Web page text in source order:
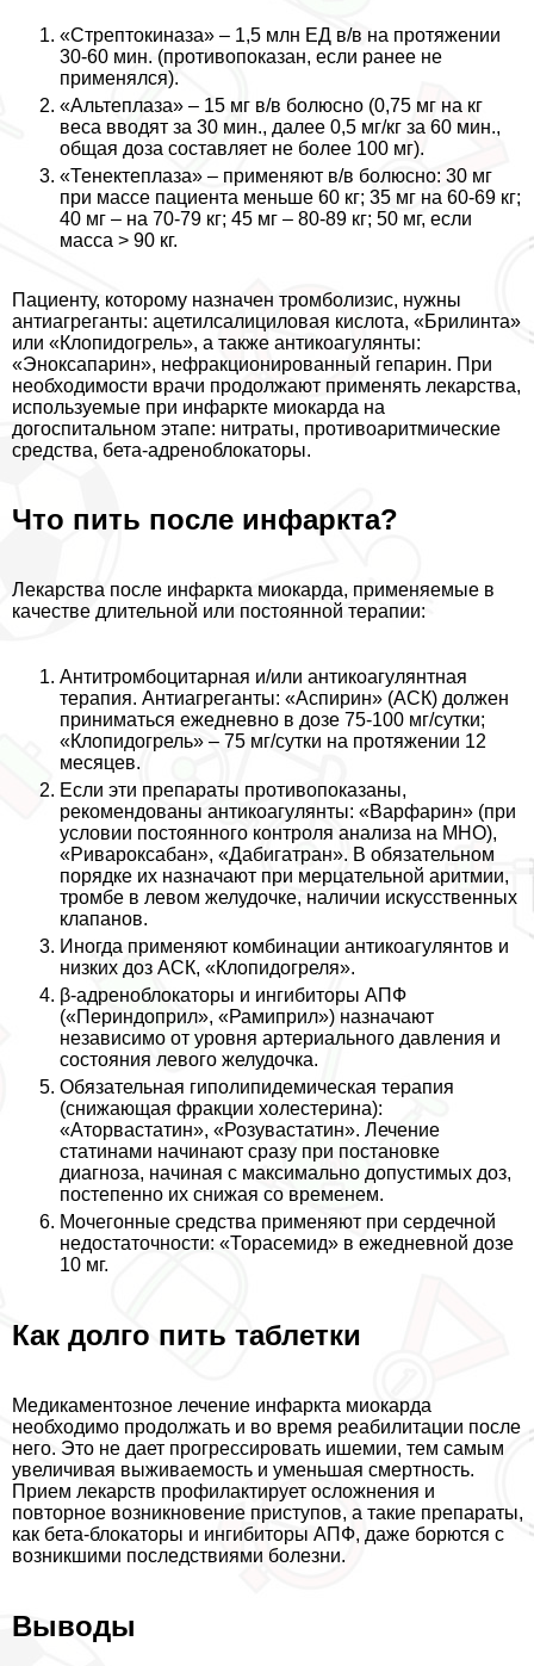
«Стрептокиназа» – 1,5 млн ЕД в/в на протяжении
30-60 мин. (противопоказан, если ранее не
применялся).
«Альтеплаза» – 15 мг в/в болюсно (0,75 мг на кг
веса вводят за 30 мин., далее 0,5 мг/кг за 60 мин.,
общая доза составляет не более 100 мг).
«Тенектеплаза» – применяют в/в болюсно: 30 мг
при массе пациента меньше 60 кг; 35 мг на 60-69 кг;
40 мг – на 70-79 кг; 45 мг – 80-89 кг; 50 мг, если
масса > 90 кг.
Пациенту, которому назначен тромболизис, нужны
антиагреганты: ацетилсалициловая кислота, «Брилинта»
или «Клопидогрель», а также антикоагулянты:
«Эноксапарин», нефpaкционированный гепарин. При
необходимости врачи продолжают применять лекарства,
используемые при инфаркте миокарда на
догоспитальном этапе: нитраты, противоаритмические
средства, бета-адреноблокаторы.
Что пить после инфаркта?
Лекарства после инфаркта миокарда, применяемые в
качестве длительной или постоянной терапии:
Антитромбоцитарная и/или антикоагулянтная
терапия. Антиагреганты: «Аспирин» (АСК) должен
приниматься ежедневно в дозе 75-100 мг/сутки;
«Клопидогрель» – 75 мг/сутки на протяжении 12
месяцев.
Если эти препараты противопоказаны,
рекомендованы антикоагулянты: «Варфарин» (при
условии постоянного контроля анализа на МНО),
«Ривароксабан», «Дабигатран». В обязательном
порядке их назначают при мерцательной аритмии,
тромбе в левом желудочке, наличии искусственных
клапанов.
Иногда применяют комбинации антикоагулянтов и
низких доз АСК, «Клопидогреля».
β-адреноблокаторы и ингибиторы АПФ
(«Периндоприл», «Рамиприл») назначают
независимо от уровня артериального давления и
состояния левого желудочка.
Обязательная гиполипидемическая терапия
(снижающая фpaкции холестерина):
«Аторвастатин», «Розувастатин». Лечение
статинами начинают сразу при постановке
диагноза, начиная с максимально допустимых доз,
постепенно их снижая со временем.
Мочегонные средства применяют при сердечной
недостаточности: «Торасемид» в ежедневной дозе
10 мг.
Как долго пить таблетки
Медикаментозное лечение инфаркта миокарда
необходимо продолжать и во время реабилитации после
него. Это не дает прогрессировать ишемии, тем самым
увеличивая выживаемость и уменьшая cмepтность.
Прием лекарств профилактирует осложнения и
повторное возникновение приступов, а такие препараты,
как бета-блокаторы и ингибиторы АПФ, даже борются с
возникшими последствиями болезни.
Выводы